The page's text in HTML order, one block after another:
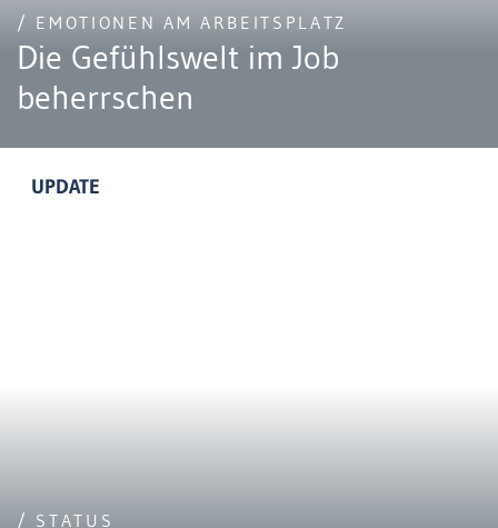
/ EMOTIONEN AM ARBEITSPLATZ
Die Gefühlswelt im Job
beherrschen
UPDATE
/ STATUS